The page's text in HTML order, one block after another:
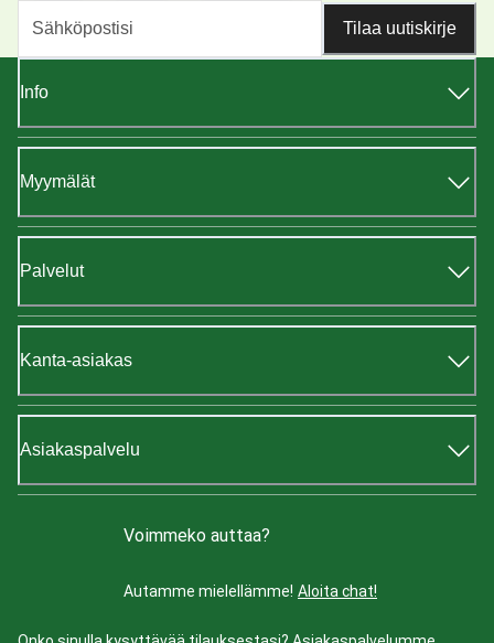
Tilaa uutiskirje
Info
Myymälät
Palvelut
Kanta-asiakas
Asiakaspalvelu
Voimmeko auttaa?
Autamme mielellämme! Aloita chat!